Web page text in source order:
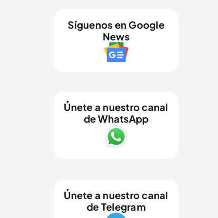
Síguenos en Google
News
Únete a nuestro canal
de WhatsApp
Únete a nuestro canal
de Telegram